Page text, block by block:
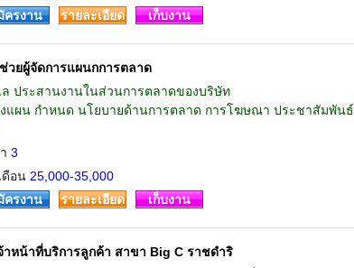
ครงาน รายละเอียด เก็บงาน
วยผู้จัดการแผนกการตลาด
ประสานงานในส่วนการตลาดของบริษัท
แผน กำหนด นโยบายด้านการตลาด การโฆษณา ประชาสัมพันธ์
3
ดือน 25,000-35,000
ครงาน รายละเอียด เก็บงาน
าหน้าที่บริการลูกค้า สาขา Big C ราชดำริ